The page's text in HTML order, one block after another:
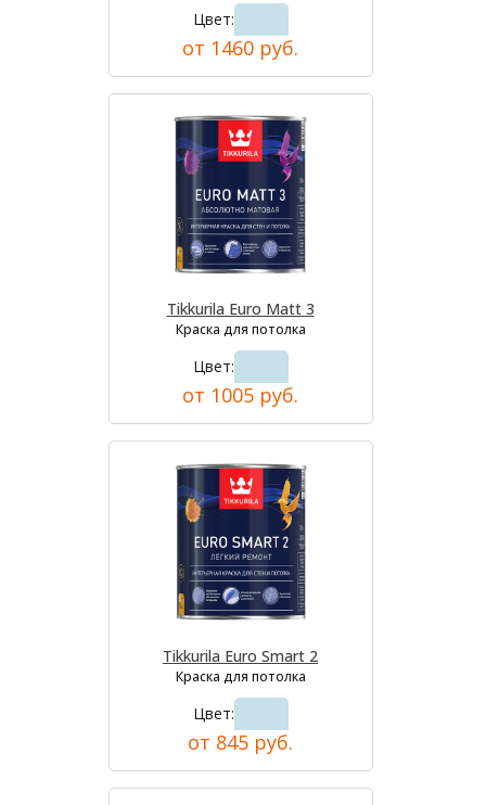
Цвет:
от 1460 руб.
Tikkurila Euro Matt 3
Краска для потолка
Цвет:
от 1005 руб.
Tikkurila Euro Smart 2
Краска для потолка
Цвет:
от 845 руб.